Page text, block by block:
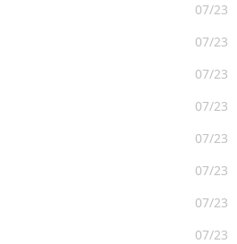
07/23
07/23
07/23
07/23
07/23
07/23
07/23
07/23